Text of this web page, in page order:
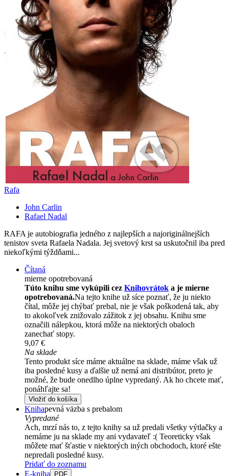
Rafa
John Carlin
Rafael Nadal
RAFA je autobiografia jedného z najlepších a najoriginálnejších
tenistov sveta Rafaela Nadala. Jej svetový krst sa uskutočnil iba pred
niekoľkými týždňami...
Čítaná
mierne opotrebovaná
Túto knihu sme vykúpili cez Knihovrátok a je mierne
opotrebovaná.Na tejto knihe už síce poznať, že ju niekto
čítal, môže jej chýbať prebal, nie je však poškodená tak, aby
to akokoľvek znižovalo zážitok z jej obsahu. Knihu sme
označili nálepkou, ktorá môže na niektorých obaloch
zanechať stopy.
9,07 €
Na sklade
Tento produkt síce máme aktuálne na sklade, máme však už
iba posledné kusy a ďalšie už nemá ani distribútor, preto je
možné, že bude onedlho úplne vypredaný. Ak ho chcete mať,
ponáhľajte sa!
Vložiť do košíka
Knihapevná väzba s prebalom
Vypredané
Ach, mrzí nás to, z tejto knihy sa už predali všetky výtlačky a
nemáme ju na sklade my ani vydavateľ :( Teoreticky však
môžete mať šťastie v niektorých iných obchodoch, ktoré ešte
nepredali posledné kusy.
Pridať do zoznamu
E-kniha
PDF